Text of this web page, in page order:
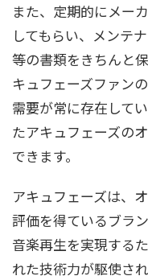
DF-45
DF-55
DG-28
DG-48
DN-25
DP-11
DP-55V
65V
DP-80
DP-80L
DP-100
DP-400
また、定期的にメー
してもらい、メンテ
等の書類をきちんと
キュフェーズファン
需要が常に存在して
たアキュフェーズの
できます。
アキュフェーズは、
評価を得ているブラ
音楽再生を実現する
れた技術力が駆使さ